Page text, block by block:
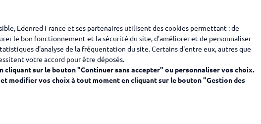
Edenred France et ses partenaires utilisent des cookies permettant : de
le bon fonctionnement et la sécurité du site, d'améliorer et de personnaliser
d'analyse de la fréquentation du site. Certains d'entre eux, autres que
votre accord pour être déposés.
cliquant sur le bouton "Continuer sans accepter" ou personnaliser vos choix.
modifier vos choix à tout moment en cliquant sur le bouton "Gestion des